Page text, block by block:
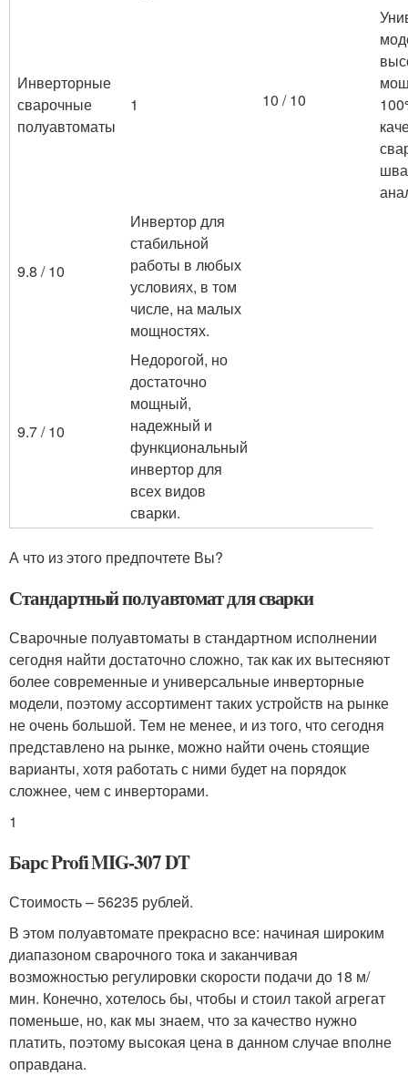
Инверторные
сварочные
полуавтоматы
1 10 / 10
9.8 / 10
Инвертор для
стабильной
работы в любых
условиях, в том
числе, на малых
мощностях.
9.7 / 10
Недорогой, но
достаточно
мощный,
надежный и
функциональный
инвертор для
всех видов
сварки.
А что из этого предпочтете Вы?
Стандартный полуавтомат для сварки
Сварочные полуавтоматы в стандартном исполнении
сегодня найти достаточно сложно, так как их вытесняют
более современные и универсальные инверторные
модели, поэтому ассортимент таких устройств на рынке
не очень большой. Тем не менее, и из того, что сегодня
представлено на рынке, можно найти очень стоящие
варианты, хотя работать с ними будет на порядок
сложнее, чем с инверторами.
1
Барс Profi MIG-307 DT
Стоимость – 56235 рублей.
В этом полуавтомате прекрасно все: начиная широким
диапазоном сварочного тока и заканчивая
возможностью регулировки скорости подачи до 18 м/
мин. Конечно, хотелось бы, чтобы и стоил такой агрегат
поменьше, но, как мы знаем, что за качество нужно
платить, поэтому высокая цена в данном случае вполне
оправдана.